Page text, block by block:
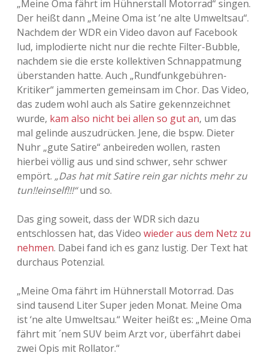
Visuelles
Wandnotizen
Adventskalender 2013
Adventskalender 2014
Adventskalender 2015
Adventskalender 2016
Adventskalender 2017
Adventskalender 2018
Adventskalender 2019
Adventskalender 2020
Adventskalender 2021
Adventskalender 2023
Adventskalender 2024
„Meine Oma fährt im Hühnerstall Motorrad“ singen.
Der heißt dann „Meine Oma ist ’ne alte Umweltsau“.
Nachdem der WDR ein Video davon auf Facebook
lud, implodierte nicht nur die rechte Filter-Bubble,
nachdem sie die erste kollektiven Schnappatmung
überstanden hatte. Auch „Rundfunkgebühren-
Kritiker“ jammerten gemeinsam im Chor. Das Video,
das zudem wohl auch als Satire gekennzeichnet
wurde, kam also nicht bei allen so gut an, um das
mal gelinde auszudrücken. Jene, die bspw. Dieter
Nuhr „gute Satire“ anbeireden wollen, rasten
hierbei völlig aus und sind schwer, sehr schwer
empört. „Das hat mit Satire rein gar nichts mehr zu
tun!!einself!!!“und so.
Das ging soweit, dass der WDR sich dazu
entschlossen hat, das Video wieder aus dem Netz zu
nehmen. Dabei fand ich es ganz lustig. Der Text hat
durchaus Potenzial.
„Meine Oma fährt im Hühnerstall Motorrad. Das
sind tausend Liter Super jeden Monat. Meine Oma
ist ‘ne alte Umweltsau.“ Weiter heißt es: „Meine Oma
fährt mit ´nem SUV beim Arzt vor, überfährt dabei
zwei Opis mit Rollator.“